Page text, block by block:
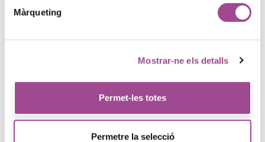
Màrqueting
Mostrar-ne els detalls
Permet-les totes
Permetre la selecció